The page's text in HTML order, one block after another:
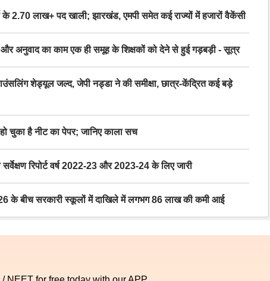
2.70 लाख+ पद खाली; झारखंड, एमपी समेत कई राज्यों में हजारों वैकेंसी
अनुवाद का काम एक ही समूह के शिक्षकों को देने से हुई गड़बड़ी - सूत्र
शेड्यूल जल्द, जेपी नड्डा ने की समीक्षा, छात्र-केंद्रित कई बड़े
चुका है नीट का पेपर; जानिए काला सच
रिपोर्ट वर्ष 2022-23 और 2023-24 के लिए जारी
के बीच सरकारी स्कूलों में दाखिले में लगभग 86 लाख की कमी आई